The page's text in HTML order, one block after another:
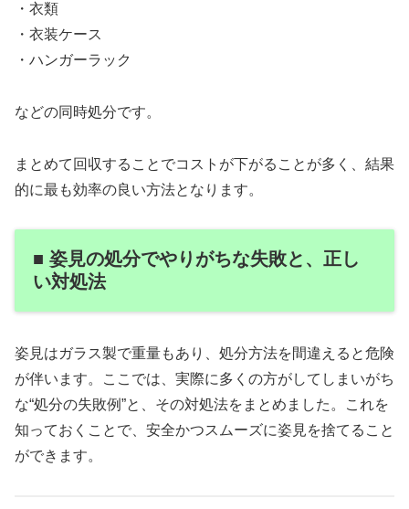
・衣類
・衣装ケース
・ハンガーラック
などの同時処分です。
まとめて回収することでコストが下がることが多く、結果
的に最も効率の良い方法となります。
■ 姿見の処分でやりがちな失敗と、正し
い対処法
姿見はガラス製で重量もあり、処分方法を間違えると危険
が伴います。ここでは、実際に多くの方がしてしまいがち
な“処分の失敗例”と、その対処法をまとめました。これを
知っておくことで、安全かつスムーズに姿見を捨てること
ができます。